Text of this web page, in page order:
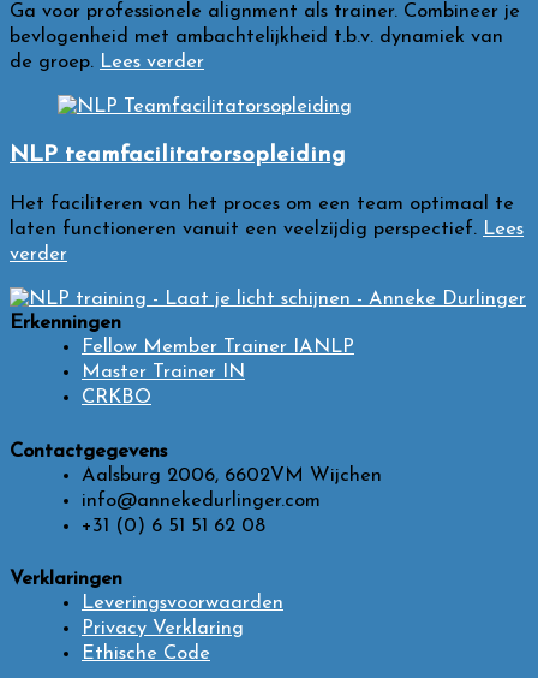
Ga voor professionele alignment als trainer. Combineer je
bevlogenheid met ambachtelijkheid t.b.v. dynamiek van
de groep. Lees verder
NLP teamfacilitatorsopleiding
Het faciliteren van het proces om een team optimaal te
laten functioneren vanuit een veelzijdig perspectief. Lees
verder
Erkenningen
Fellow Member Trainer IANLP
Master Trainer IN
CRKBO
Contactgegevens
Aalsburg 2006, 6602VM Wijchen
info@annekedurlinger.com
+31 (0) 6 51 51 62 08
Verklaringen
Leveringsvoorwaarden
Privacy Verklaring
Ethische Code